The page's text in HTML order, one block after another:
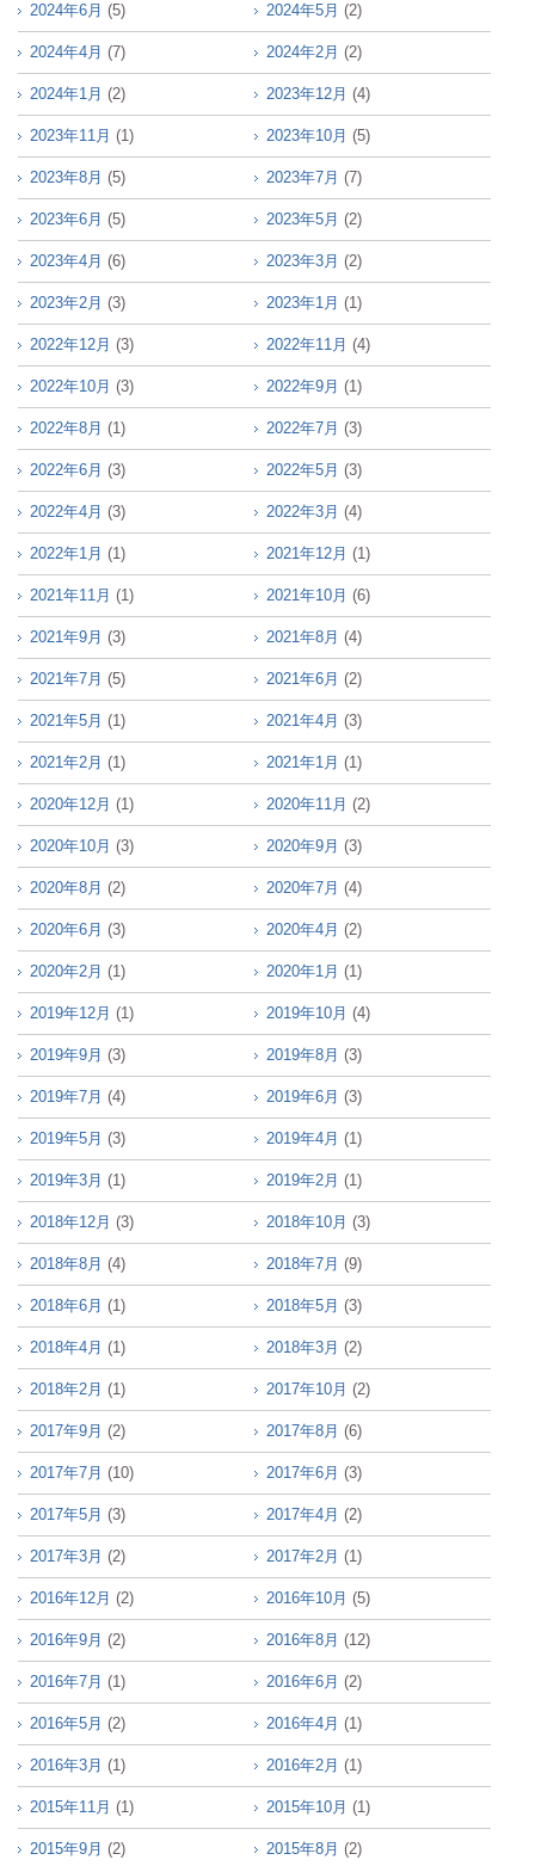
2024年6月 (5) 2024年5月 (2)
2024年4月 (7) 2024年2月 (2)
2024年1月 (2) 2023年12月 (4)
2023年11月 (1) 2023年10月 (5)
2023年8月 (5) 2023年7月 (7)
2023年6月 (5) 2023年5月 (2)
2023年4月 (6) 2023年3月 (2)
2023年2月 (3) 2023年1月 (1)
2022年12月 (3) 2022年11月 (4)
2022年10月 (3) 2022年9月 (1)
2022年8月 (1) 2022年7月 (3)
2022年6月 (3) 2022年5月 (3)
2022年4月 (3) 2022年3月 (4)
2022年1月 (1) 2021年12月 (1)
2021年11月 (1) 2021年10月 (6)
2021年9月 (3) 2021年8月 (4)
2021年7月 (5) 2021年6月 (2)
2021年5月 (1) 2021年4月 (3)
2021年2月 (1) 2021年1月 (1)
2020年12月 (1) 2020年11月 (2)
2020年10月 (3) 2020年9月 (3)
2020年8月 (2) 2020年7月 (4)
2020年6月 (3) 2020年4月 (2)
2020年2月 (1) 2020年1月 (1)
2019年12月 (1) 2019年10月 (4)
2019年9月 (3) 2019年8月 (3)
2019年7月 (4) 2019年6月 (3)
2019年5月 (3) 2019年4月 (1)
2019年3月 (1) 2019年2月 (1)
2018年12月 (3) 2018年10月 (3)
2018年8月 (4) 2018年7月 (9)
2018年6月 (1) 2018年5月 (3)
2018年4月 (1) 2018年3月 (2)
2018年2月 (1) 2017年10月 (2)
2017年9月 (2) 2017年8月 (6)
2017年7月 (10) 2017年6月 (3)
2017年5月 (3) 2017年4月 (2)
2017年3月 (2) 2017年2月 (1)
2016年12月 (2) 2016年10月 (5)
2016年9月 (2) 2016年8月 (12)
2016年7月 (1) 2016年6月 (2)
2016年5月 (2) 2016年4月 (1)
2016年3月 (1) 2016年2月 (1)
2015年11月 (1) 2015年10月 (1)
2015年9月 (2) 2015年8月 (2)